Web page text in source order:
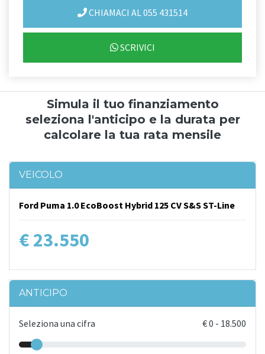
CHIAMACI AL 055 431514
SCRIVICI
Simula il tuo finanziamento
seleziona l'anticipo e la durata per
calcolare la tua rata mensile
VEICOLO
Ford Puma 1.0 EcoBoost Hybrid 125 CV S&S ST-Line
€ 23.550
ANTICIPO
Seleziona una cifra €0 - 18.500